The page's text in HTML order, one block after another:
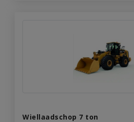
Wiellaadschop 7 ton